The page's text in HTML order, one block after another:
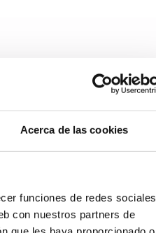
Acerca de las cookies
funciones de redes sociales
con nuestros partners de